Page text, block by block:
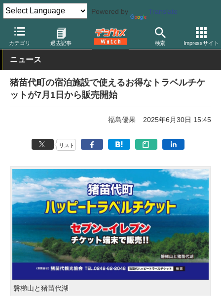
Powered by Translate
カテゴリ 過去記事 検索 Impressサイト
デジカメ Watch 撮影情報 旅行
ニュース
猪苗代町の宿泊施設で使えるお得なトラベルチケ
ットが7月1日から販売開始
福島優果 2025年6月30日 15:45
リスト
磐梯山と猪苗代湖